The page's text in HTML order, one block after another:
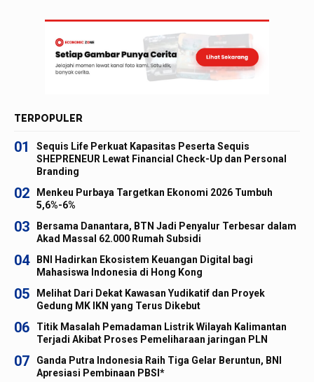
TERPOPULER
01
Sequis Life Perkuat Kapasitas Peserta Sequis
SHEPRENEUR Lewat Financial Check-Up dan Personal
Branding
02
Menkeu Purbaya Targetkan Ekonomi 2026 Tumbuh
5,6%-6%
03
Bersama Danantara, BTN Jadi Penyalur Terbesar dalam
Akad Massal 62.000 Rumah Subsidi
04
BNI Hadirkan Ekosistem Keuangan Digital bagi
Mahasiswa Indonesia di Hong Kong
05
Melihat Dari Dekat Kawasan Yudikatif dan Proyek
Gedung MK IKN yang Terus Dikebut
06
Titik Masalah Pemadaman Listrik Wilayah Kalimantan
Terjadi Akibat Proses Pemeliharaan jaringan PLN
07
Ganda Putra Indonesia Raih Tiga Gelar Beruntun, BNI
Apresiasi Pembinaan PBSI*